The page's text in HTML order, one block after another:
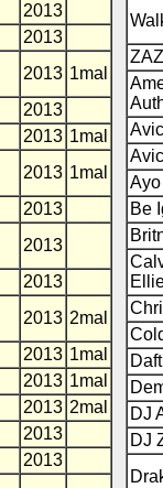
2013
2013
2013 1mal
2013
2013 1mal
2013 1mal
2013
2013
2013
2013 2mal
2013 1mal
2013 1mal
2013 2mal
2013
2013
ZAZ
Be
DJ
DJ